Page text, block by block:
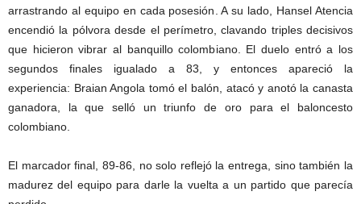
arrastrando al equipo en cada posesión. A su lado, Hansel Atencia
encendió la pólvora desde el perímetro, clavando triples decisivos
que hicieron vibrar al banquillo colombiano. El duelo entró a los
segundos finales igualado a 83, y entonces apareció la
experiencia: Braian Angola tomó el balón, atacó y anotó la canasta
ganadora, la que selló un triunfo de oro para el baloncesto
colombiano.
El marcador final, 89-86, no solo reflejó la entrega, sino también la
madurez del equipo para darle la vuelta a un partido que parecía